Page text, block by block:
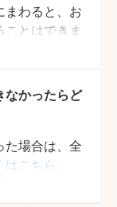
まわると、お
とはできま
はのクオリ
ってよかっ
届けします。
なかったらど
た場合は、全
はこちら